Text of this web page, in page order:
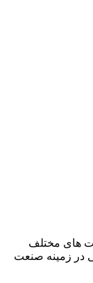
های مختلف
در زمینه صنعت